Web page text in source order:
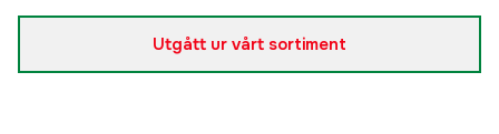
Utgått ur vårt sortiment